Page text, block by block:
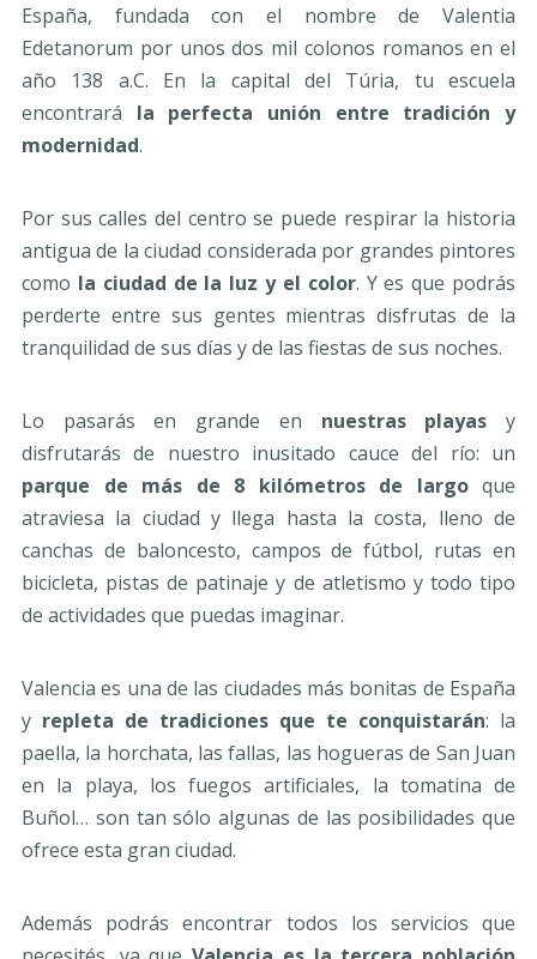
España, fundada con el nombre de Valentia
Edetanorum por unos dos mil colonos romanos en el
año 138 a.C. En la capital del Túria, tu escuela
encontrará la perfecta unión entre tradición y
modernidad.
Por sus calles del centro se puede respirar la historia
antigua de la ciudad considerada por grandes pintores
como la ciudad de la luz y el color. Y es que podrás
perderte entre sus gentes mientras disfrutas de la
tranquilidad de sus días y de las fiestas de sus noches.
Lo pasarás en grande en nuestras playas y
disfrutarás de nuestro inusitado cauce del río: un
parque de más de 8 kilómetros de largoque
atraviesa la ciudad y llega hasta la costa, lleno de
canchas de baloncesto, campos de fútbol, rutas en
bicicleta, pistas de patinaje y de atletismo y todo tipo
de actividades que puedas imaginar.
Valencia es una de las ciudades más bonitas de España
y repleta de tradiciones que te conquistarán: la
paella, la horchata, las fallas, las hogueras de San Juan
en la playa, los fuegos artificiales, la tomatina de
Buñol… son tan sólo algunas de las posibilidades que
ofrece esta gran ciudad.
Además podrás encontrar todos los servicios que